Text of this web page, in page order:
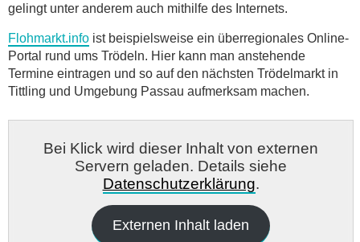
gelingt unter anderem auch mithilfe des Internets.
Flohmarkt.info ist beispielsweise ein überregionales Online-
Portal rund ums Trödeln. Hier kann man anstehende
Termine eintragen und so auf den nächsten Trödelmarkt in
Tittling und Umgebung Passau aufmerksam machen.
Bei Klick wird dieser Inhalt von externen
Servern geladen. Details siehe
Datenschutzerklärung.
Externen Inhalt laden